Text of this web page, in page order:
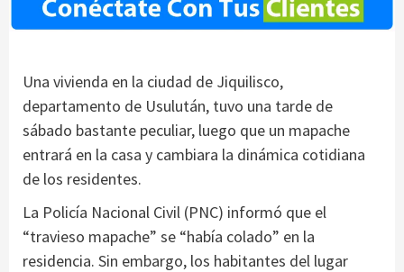
Una vivienda en la ciudad de Jiquilisco,
departamento de Usulután, tuvo una tarde de
sábado bastante peculiar, luego que un mapache
entrará en la casa y cambiara la dinámica cotidiana
de los residentes.
La Policía Nacional Civil (PNC) informó que el
“travieso mapache” se “había colado” en la
residencia. Sin embargo, los habitantes del lugar